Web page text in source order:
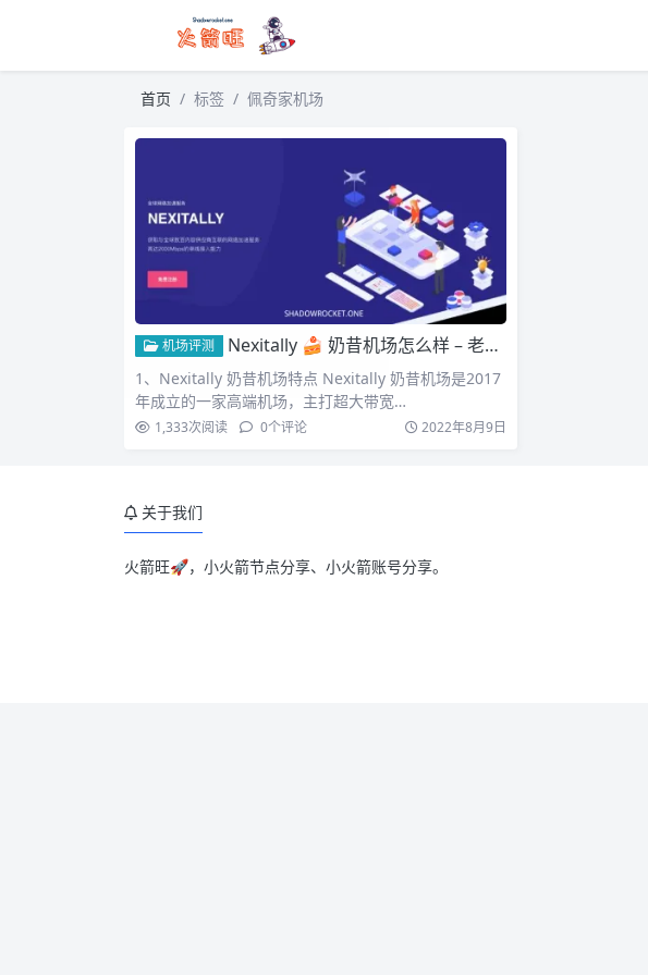
首页 标签 佩奇家机场
机场评测 Nexitally 🍰 奶昔机场怎么样 – 老牌高端稳定 SS/Trojan 机场推荐 ｜ 唯云莞港专线 | 苏日专线
1、Nexitally 奶昔机场特点 Nexitally 奶昔机场是2017
年成立的一家高端机场，主打超大带宽…
1,333次阅读 0个评论 2022年8月9日
关于我们
火箭旺🚀，小火箭节点分享、小火箭账号分享。